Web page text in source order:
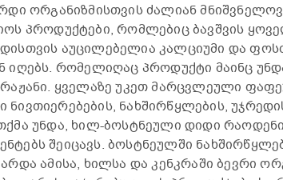
ორგანიზმისთვის ძალიან
პროდუქტები, რომლებიც ბავშვის
აუცილებელია კალციუმი და
იღებს. რომელიღაც პროდუქტი მაინც
ყველაზე უკეთ მარცვლეული
ნახშირწყლების,
უნდა, ხილ-ბოსტნეული დიდი
შეიცავს. ბოსტნეულში
ამისა, ხილსა და კენკრაში ბევრი